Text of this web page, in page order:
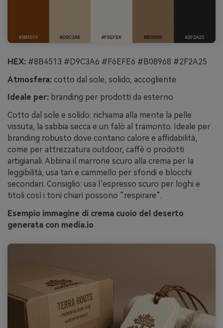
HEX: #8B4513 #D9C3A6 #F6EFE6 #B08968 #2F2A25
Atmosfera: cotto dal sole, solido, accogliente
Ideale per: branding per prodotti da esterno
Cotto dal sole e solido: richiama alla mente la pelle
vissuta, la sabbia secca e un falò al tramonto. Ideale per
branding robusto dove contano calore e affidabilità,
come per attrezzatura outdoor, caffè o prodotti
artigianali. Abbina il marrone scuro alla crema per la
leggibilità, usa tan e cammello per sfondi e blocchi
secondari. Consiglio: usa l’espresso scuro per loghi e
titoli così i toni chiari possono “respirare”.
Esempio immagine di crema cuoio del deserto
generata con media.io